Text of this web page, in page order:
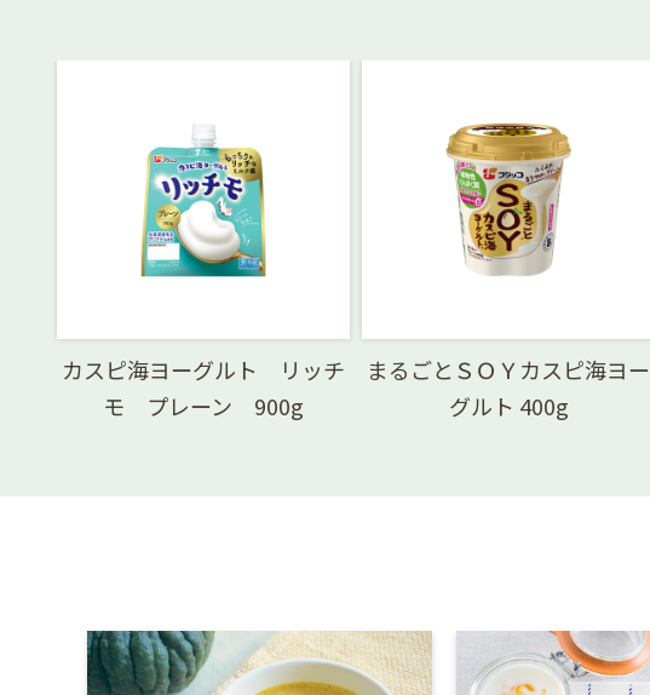
カスピ海ヨーグルト リッチ
モ プレーン 900g
まるごとＳＯＹカスピ海ヨー
グルト 400g